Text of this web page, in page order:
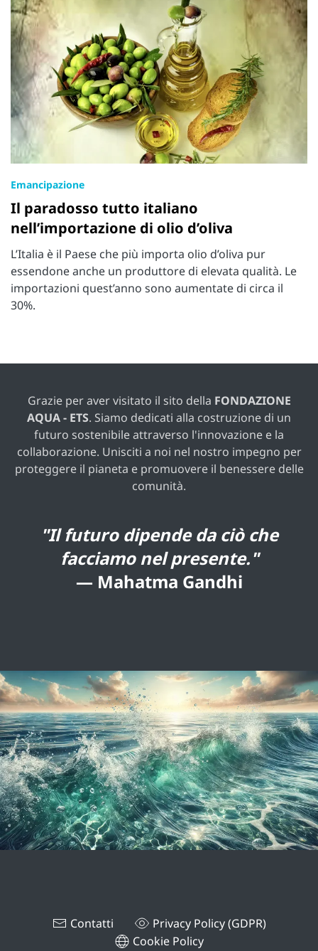
Emancipazione
Il paradosso tutto italiano
nell’importazione di olio d’oliva
L’Italia è il Paese che più importa olio d’oliva pur
essendone anche un produttore di elevata qualità. Le
importazioni quest’anno sono aumentate di circa il
30%.
Grazie per aver visitato il sito della FONDAZIONE
AQUA - ETS. Siamo dedicati alla costruzione di un
futuro sostenibile attraverso l'innovazione e la
collaborazione. Unisciti a noi nel nostro impegno per
proteggere il pianeta e promuovere il benessere delle
comunità.
"Il futuro dipende da ciò che
facciamo nel presente."
— Mahatma Gandhi
Contatti
Privacy Policy (GDPR)
Cookie Policy